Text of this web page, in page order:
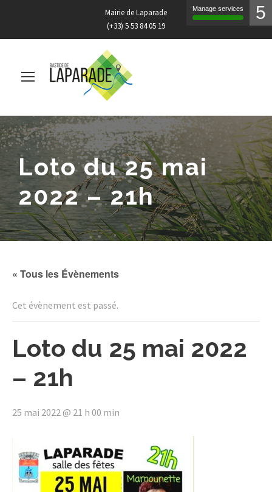
Mairie de Laparade
(+33) 5 53 84 05 19
Loto du 25 mai
2022 – 21h
« Tous les Évènements
Cet évènement est passé.
Loto du 25 mai 2022
– 21h
25 mai 2022 @ 21 h 00 min
Manage services 5